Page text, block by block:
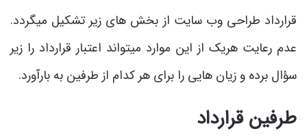
قرارداد طراحی وب سایت از بخش های زیر تشکیل می­گردد.
عدم رعایت هریک از این موارد می­تواند اعتبار قرارداد را زیر
سؤال برده و زیان هایی را برای هر کدام از طرفین به بارآورد.
طرفین قرارداد